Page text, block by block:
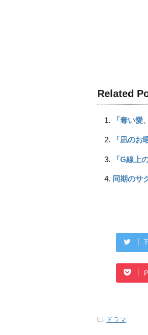
Related
「奪い
「凪の
「G線上
同期のサ
- ドラマ